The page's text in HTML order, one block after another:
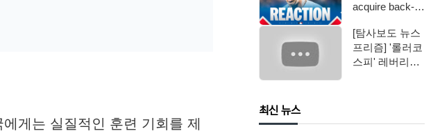
게는 실질적인 훈련 기회를 제
acquire back-
[탐사보도 뉴스
프리즘] '롤러코
스피' 레버리지
최신 뉴스